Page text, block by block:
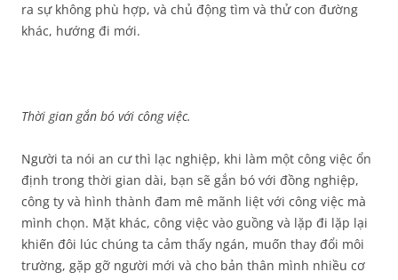
ra sự không phù hợp, và chủ động tìm và thử con đường
khác, hướng đi mới.
Thời gian gắn bó với công việc.
Người ta nói an cư thì lạc nghiệp, khi làm một công việc ổn
định trong thời gian dài, bạn sẽ gắn bó với đồng nghiệp,
công ty và hình thành đam mê mãnh liệt với công việc mà
mình chọn. Mặt khác, công việc vào guồng và lặp đi lặp lại
khiến đôi lúc chúng ta cảm thấy ngán, muốn thay đổi môi
trường, gặp gỡ người mới và cho bản thân mình nhiều cơ